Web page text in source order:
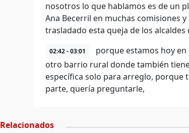
nosotros lo que hablamos es de un
Ana Becerril en muchas comisiones
trasladado esta queja de los alcaldes
02:42 - 03:01
porque estamos hoy
otro barrio rural donde también
específica solo para arreglo, porque
parte, quería preguntarle,
Relacionados